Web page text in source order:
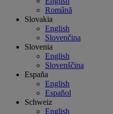
Română
Slovakia
English
Slovenčina
Slovenia
English
Slovenščina
España
English
Español
Schweiz
English